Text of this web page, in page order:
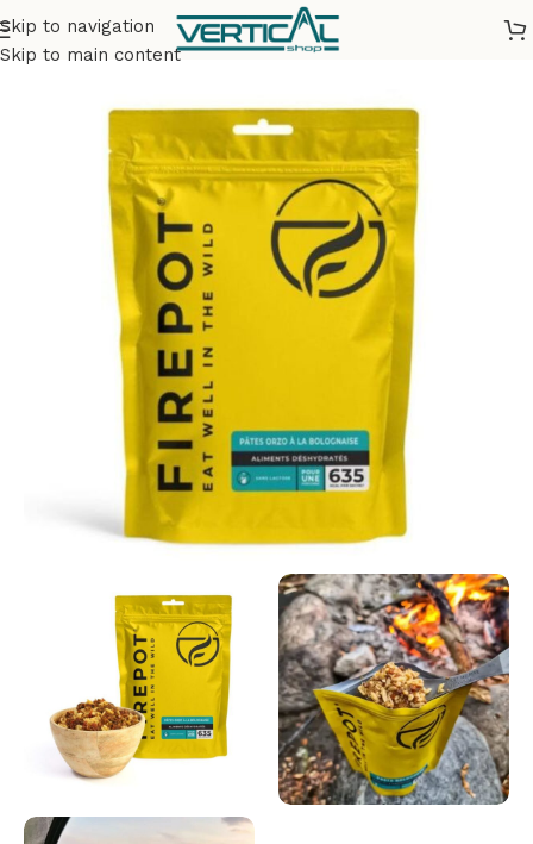
Skip to navigation
Skip to main content
Accueil Bivouac & Camping Repas déshydratés